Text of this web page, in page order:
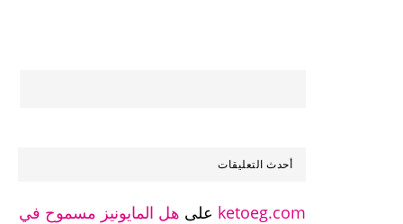
أحدث التعليقات
ketoeg.com على هل المايونيز مسموح في